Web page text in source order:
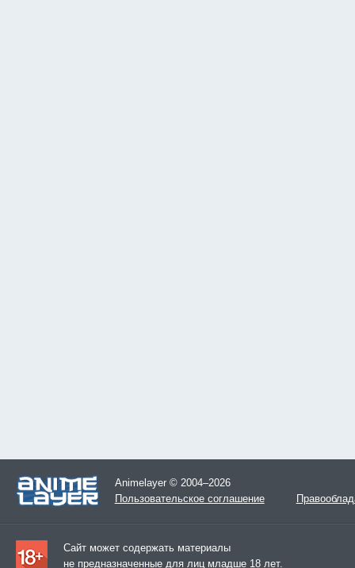
Animelayer © 2004–2026
Пользовательское соглашение
Сайт может содержать материалы
не предназначенные для лиц младше 18 лет.